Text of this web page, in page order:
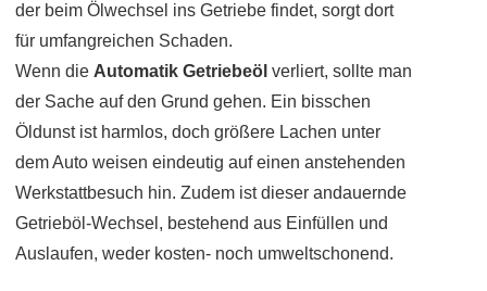
der beim Ölwechsel ins Getriebe findet, sorgt dort
für umfangreichen Schaden.
Wenn die Automatik Getriebeöl verliert, sollte man
der Sache auf den Grund gehen. Ein bisschen
Öldunst ist harmlos, doch größere Lachen unter
dem Auto weisen eindeutig auf einen anstehenden
Werkstattbesuch hin. Zudem ist dieser andauernde
Getrieböl-Wechsel, bestehend aus Einfüllen und
Auslaufen, weder kosten- noch umweltschonend.